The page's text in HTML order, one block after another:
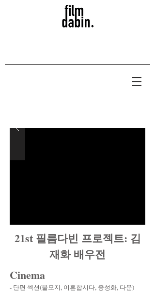
21st 필름다빈 프로젝트: 김
재화 배우전
Cinema
- 단편 섹션(불모지, 이혼합시다, 중성화, 다운)